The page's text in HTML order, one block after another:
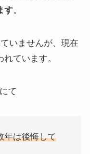
す。
いませんが、現在
ています。
て
年は後悔して